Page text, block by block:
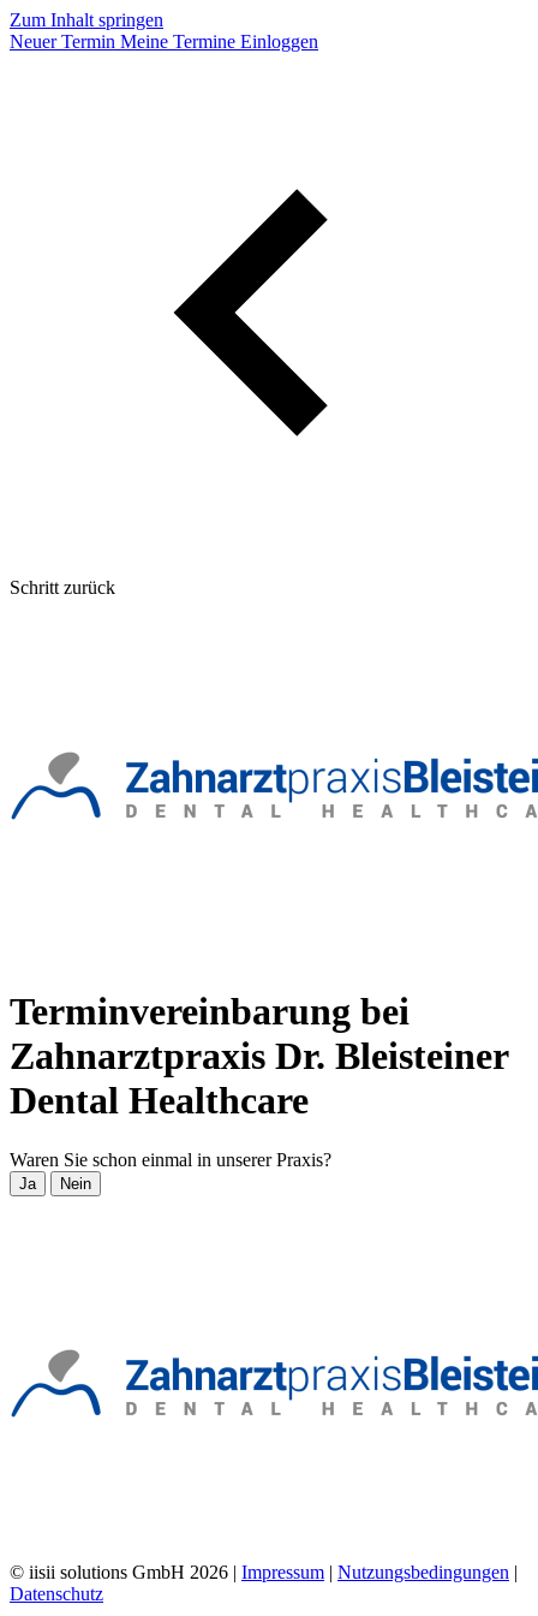
Zum Inhalt springen
Neuer Termin Meine Termine Einloggen
Schritt zurück
Terminvereinbarung bei
Zahnarztpraxis Dr. Bleisteiner
Dental Healthcare
Waren Sie schon einmal in unserer Praxis?
Ja Nein
© iisii solutions GmbH 2026 | Impressum | Nutzungsbedingungen |
Datenschutz